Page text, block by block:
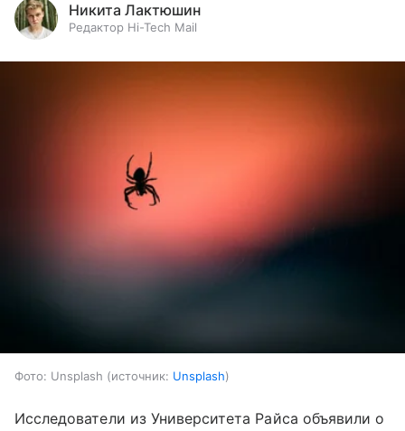
Никита Лактюшин
Редактор Hi-Tech Mail
Фото: Unsplash источник: Unsplash
Исследователи из Университета Райса объявили о